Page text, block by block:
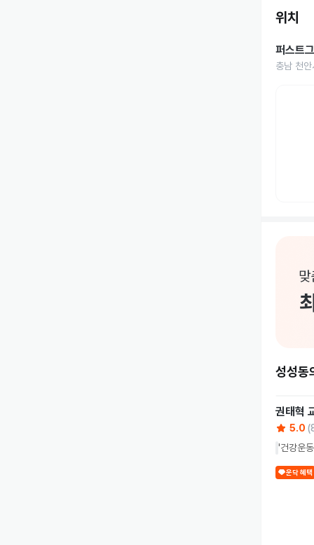
위치
퍼스트
충남 천
성성동
권태혁
5.0 (
'건강운
운닥 혜택